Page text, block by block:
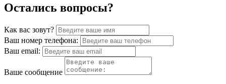
Остались вопросы?
Как вас зовут?
Ваш номер телефона:
Ваш email:
Ваше сообщение